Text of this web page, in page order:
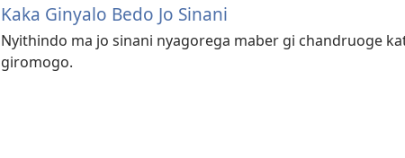
Kaka Ginyalo Bedo Jo Sinani
Nyithindo ma jo sinani nyagorega maber gi chandruoge
giromogo.